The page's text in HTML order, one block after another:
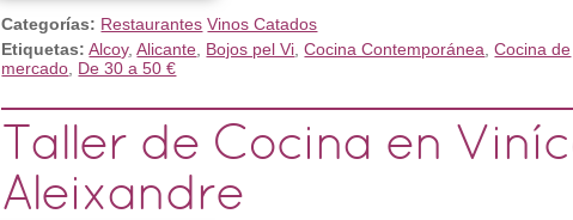
Categorías: Restaurantes Vinos Catados
Etiquetas: Alcoy,Alicante Bojos pel Vi ,Cocina Contemporánea ,Cocina de
mercado De 30 a 50 €
Taller de Cocina en
Aleixandre